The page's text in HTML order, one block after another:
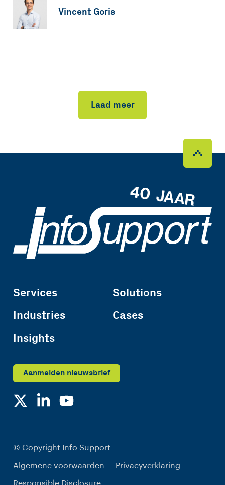
Vincent Goris
Laad meer
Services
Solutions
Industries
Cases
Insights
Aanmelden nieuwsbrief
© Copyright Info Support
Algemene voorwaarden Privacyverklaring